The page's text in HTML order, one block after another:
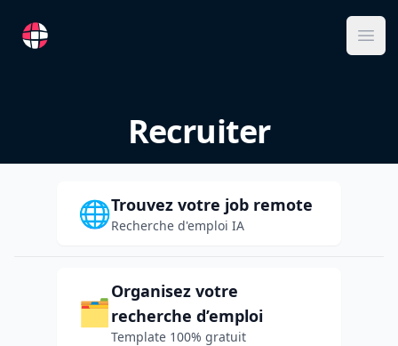
RemoteFR
Recruiter
🌐Trouvez votre job remote
Recherche d'emploi IA
🗂️
Organisez votre
recherche d’emploi
Template 100% gratuit